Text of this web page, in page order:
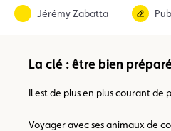
Carte membre
Jérémy Zabatta
La clé : être bien
Il est de plus en plus courant
Voyager avec ses animaux de